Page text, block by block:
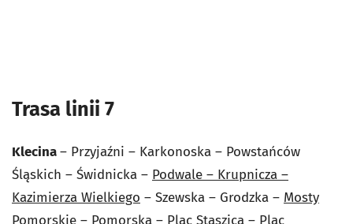
Trasa linii 7
Klecina– Przyjaźni – Karkonoska – Powstańców
Śląskich – Świdnicka – Podwale – Krupnicza –
Kazimierza Wielkiego – Szewska – Grodzka – Mosty
Pomorskie – Pomorska – Plac Staszica – Plac